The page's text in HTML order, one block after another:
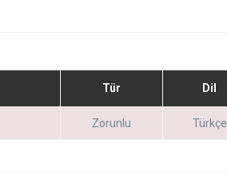
Tür Dil
Zorunlu Türkçe